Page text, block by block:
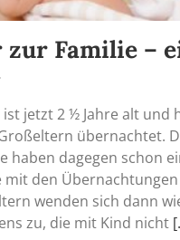
zur Familie –
jetzt 2 ½ Jahre alt und
übernachtet.
haben dagegen schon
mit den Übernachtungen
wenden sich dann
zu, die mit Kind nicht